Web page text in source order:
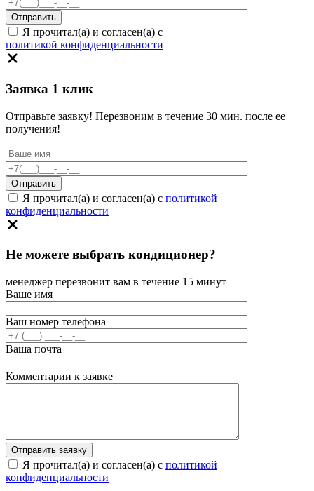
Я прочитал(а) и согласен(а) с
политикой конфиденциальности
Заявка 1 клик
Отправьте заявку! Перезвоним в течение 30 мин. после ее
получения!
Я прочитал(а) и согласен(а) с политикой
конфиденциальности
Не можете выбрать кондиционер?
менеджер перезвонит вам в течение 15 минут
Ваше имя
Ваш номер телефона
Ваша почта
Комментарии к заявке
Я прочитал(а) и согласен(а) с политикой
конфиденциальности